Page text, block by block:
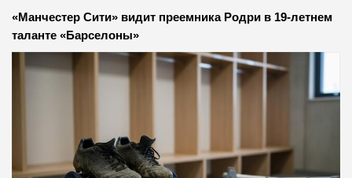
«Манчестер Сити» видит преемника Родри в 19-летнем
таланте «Барселоны»